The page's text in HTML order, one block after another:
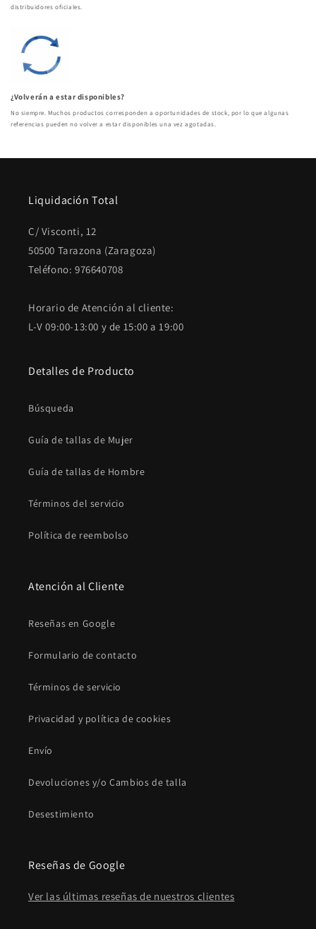
distribuidores oficiales.
¿Volverán a estar disponibles?
No siempre. Muchos productos corresponden a oportunidades de stock, por lo que algunas
referencias pueden no volver a estar disponibles una vez agotadas.
Liquidación Total
C/ Visconti, 12
50500 Tarazona (Zaragoza)
Teléfono: 976640708
Horario de Atención al cliente:
L-V 09:00-13:00 y de 15:00 a 19:00
Detalles de Producto
Búsqueda
Guía de tallas de Mujer
Guía de tallas de Hombre
Términos del servicio
Política de reembolso
Atención al Cliente
Reseñas en Google
Formulario de contacto
Términos de servicio
Privacidad y política de cookies
Envío
Devoluciones y/o Cambios de talla
Desestimiento
Reseñas de Google
Ver las últimas reseñas de nuestros clientes